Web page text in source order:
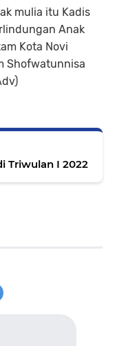
mulia itu Kadis
Anak
Kota Novi
Shofwatunnisa
Triwulan I 2022